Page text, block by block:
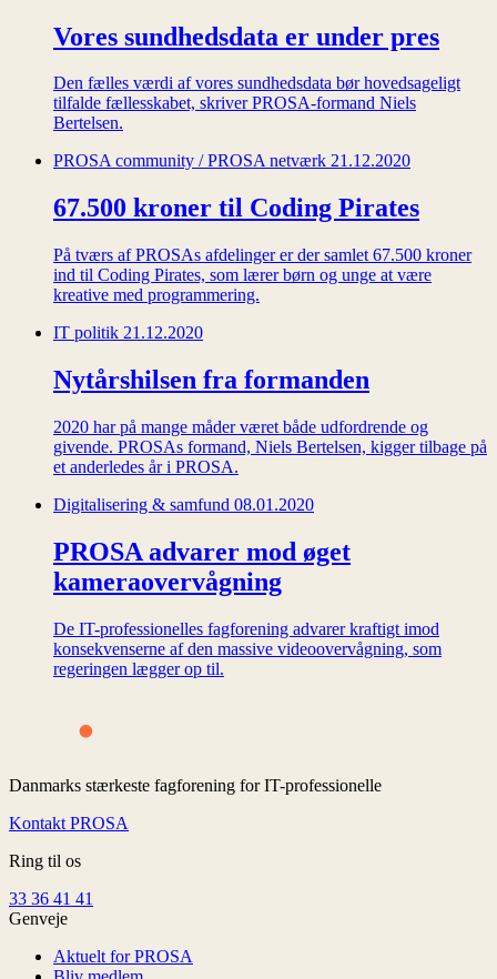
Vores sundhedsdata er under pres
Den fælles værdi af vores sundhedsdata bør hovedsageligt
tilfalde fællesskabet, skriver PROSA-formand Niels
Bertelsen.
PROSA community / PROSA netværk 21.12.2020
67.500 kroner til Coding Pirates
På tværs af PROSAs afdelinger er der samlet 67.500 kroner
ind til Coding Pirates, som lærer børn og unge at være
kreative med programmering.
IT politik 21.12.2020
Nytårshilsen fra formanden
2020 har på mange måder været både udfordrende og
givende. PROSAs formand, Niels Bertelsen, kigger tilbage på
et anderledes år i PROSA.
Digitalisering & samfund 08.01.2020
PROSA advarer mod øget
kameraovervågning
De IT-professionelles fagforening advarer kraftigt imod
konsekvenserne af den massive videoovervågning, som
regeringen lægger op til.
Danmarks stærkeste fagforening for IT-professionelle
Kontakt PROSA
Ring til os
33 36 41 41
Genveje
Aktuelt for PROSA